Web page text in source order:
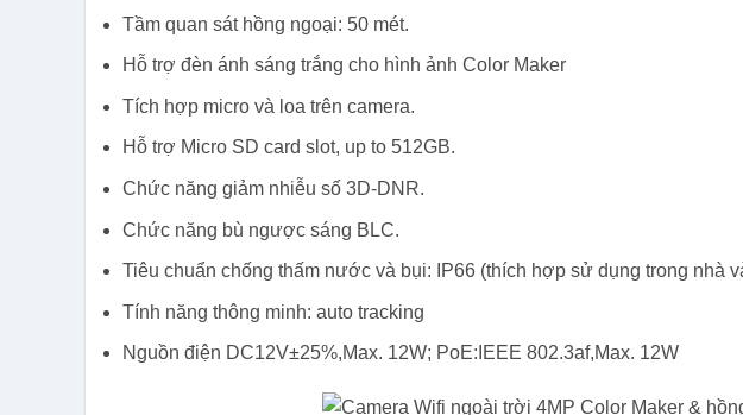
Tầm quan sát hồng ngoại: 50 mét.
Hỗ trợ đèn ánh sáng trắng cho hình ảnh Color Maker
Tích hợp micro và loa trên camera.
Hỗ trợ Micro SD card slot, up to 512GB.
Chức năng giảm nhiễu số 3D-DNR.
Chức năng bù ngược sáng BLC.
Tiêu chuẩn chống thấm nước và bụi: IP66 (thích hợp sử dụng trong nhà
Tính năng thông minh: auto tracking
Nguồn điện DC12V±25%,Max. 12W; PoE:IEEE 802.3af,Max. 12W